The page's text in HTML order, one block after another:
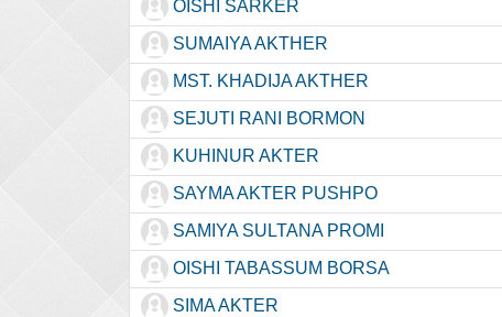
OISHI SARKER
SUMAIYA AKTHER
MST. KHADIJA AKTHER
SEJUTI RANI BORMON
KUHINUR AKTER
SAYMA AKTER PUSHPO
SAMIYA SULTANA PROMI
OISHI TABASSUM BORSA
SIMA AKTER